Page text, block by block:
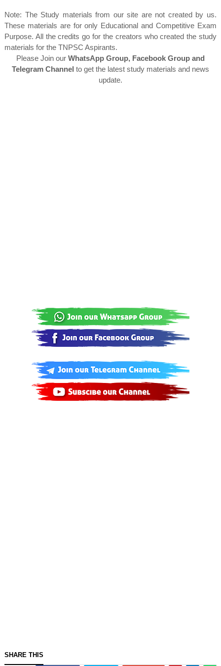
Note: The Study materials from our site are not created by us.
These materials are for only Educational and Competitive Exam
Purpose. All the credits go for the creators who created the study
materials for the TNPSC Aspirants.
Please Join our WhatsApp Group, Facebook Group and
Telegram Channel to get the latest study materials and news
update.
SHARE THIS